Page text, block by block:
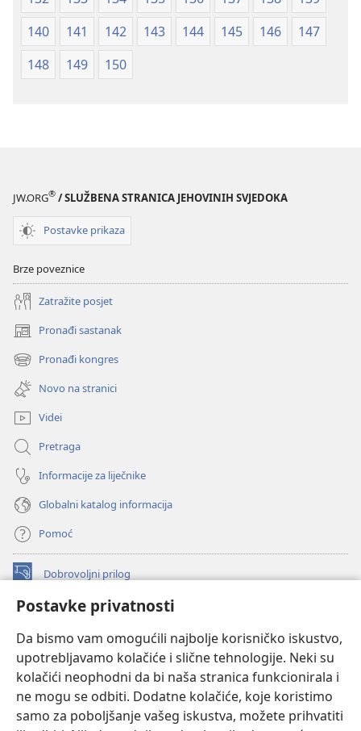
Postavke privatnosti
Da bismo vam omogućili najbolje korisničko iskustvo,
upotrebljavamo kolačiće i slične tehnologije. Neki su
kolačići neophodni da bi naša stranica funkcionirala i
ne mogu se odbiti. Dodatne kolačiće, koje koristimo
samo za poboljšanje vašeg iskustva, možete prihvatiti
140
141 142 143 144 145 146
147
148
149 150
JW.ORG® / SLUŽBENA STRANICA JEHOVINIH SVJEDOKA
Postavke prikaza
Brze poveznice
Zatražite posjet
Pronađi sastanak
(otvara
se
novi
prozor)
Pronađi kongres
(otvara
se
novi
prozor)
Novo na stranici
Videi
Pretraga
Informacije za liječnike
Globalni katalog informacija
Pomoć
Dobrovoljni prilog
(otvara
novi
INTERNETSKA BIBLIOTEKA Watchtower
se
novi
prozor)
JW Hub
(otvara
se
novi
JW Library
Watchtower Library